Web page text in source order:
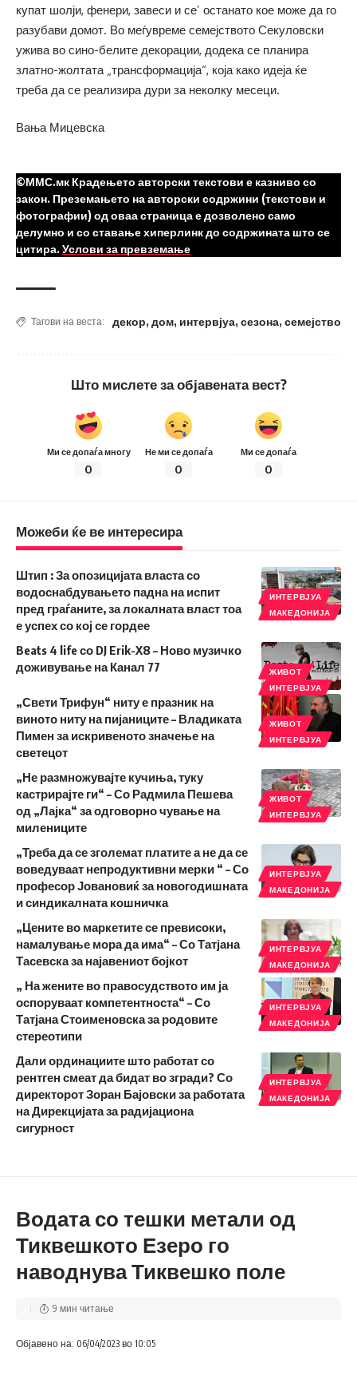
купат шолји, фенери, завеси и се’ останато кое може да го
разубави домот. Во меѓувреме семејството Секуловски
ужива во сино-белите декорации, додека се планира
златно-жолтата „трансформација“, која како идеја ќе
треба да се реализира дури за неколку месеци.
Вања Мицевска
©ММС.мк Крадењето авторски текстови е казниво со
закон. Преземањето на авторски содржини (текстови и
фотографии) од оваа страница е дозволено само
делумно и со ставање хиперлинк до содржината што се
цитира. Услови за превземање
Тагови на веста: декор, дом, интервјуа, сезона, семејство
Што мислете за објавената вест?
Ми се допаѓа многу
0
Не ми се допаѓа
0
Ми се допаѓа
0
Можеби ќе ве интересира
ИНТЕРВЈУА
МАКЕДОНИЈА
Штип : За опозицијата власта со
водоснабдувањето падна на испит
пред граѓаните, за локалната власт тоа
е успех со кој се гордее
ЖИВОТ
ИНТЕРВЈУА
Beats 4 life со DJ Erik-X8 – Ново музичко
доживување на Канал 77
ЖИВОТ
ИНТЕРВЈУА
„Свети Трифун“ ниту е празник на
виното ниту на пијаниците – Владиката
Пимен за искривеното значење на
светецот
ЖИВОТ
ИНТЕРВЈУА
„Не размножувајте кучиња, туку
кастрирајте ги“ – Со Радмила Пешева
од „Лајка“ за одговорно чување на
милениците
ИНТЕРВЈУА
МАКЕДОНИЈА
„Треба да се зголемат платите а не да се
воведуваат непродуктивни мерки “ – Со
професор Јовановиќ за новогодишната
и синдикалната кошничка
ИНТЕРВЈУА
МАКЕДОНИЈА
„Цените во маркетите се превисоки,
намалување мора да има“ – Со Татјана
Тасевска за најавениот бојкот
ИНТЕРВЈУА
МАКЕДОНИЈА
„ На жените во правосудството им ја
оспоруваат компетентноста“ – Со
Татјана Стоименовска за родовите
стереотипи
ИНТЕРВЈУА
МАКЕДОНИЈА
Дали ординациите што работат со
рентген смеат да бидат во згради? Со
директорот Зоран Бајовски за работата
на Дирекцијата за радијациона
сигурност
Водата со тешки метали од
Тиквешкото Езеро го
наводнува Тиквешко поле
Објавено на: 06/04/2023 во 10:05
9 мин читање